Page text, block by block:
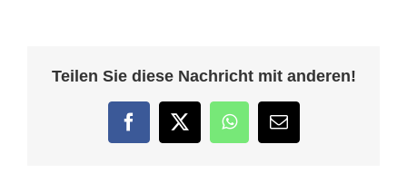
Teilen Sie diese Nachricht mit anderen!
FacebookTwitterWhatsApp
E-
Mail